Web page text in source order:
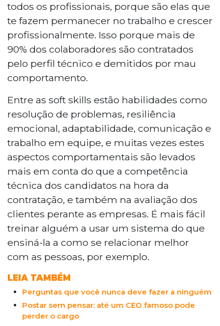
todos os profissionais, porque são elas que
te fazem permanecer no trabalho e crescer
profissionalmente. Isso porque mais de
90% dos colaboradores são contratados
pelo perfil técnico e demitidos por mau
comportamento.
Entre as soft skills estão habilidades como
resolução de problemas, resiliência
emocional, adaptabilidade, comunicação e
trabalho em equipe, e muitas vezes estes
aspectos comportamentais são levados
mais em conta do que a competência
técnica dos candidatos na hora da
contratação, e também na avaliação dos
clientes perante as empresas. É mais fácil
treinar alguém a usar um sistema do que
ensiná-la a como se relacionar melhor
com as pessoas, por exemplo.
LEIA TAMBÉM
Perguntas que você nunca deve fazer a ninguém
Postar sem pensar: até um CEO famoso pode
perder o cargo